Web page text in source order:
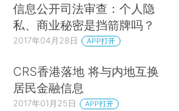
信息公开司法审查：个人隐
私、商业秘密是挡箭牌吗？
2017年04月28日 APP打开
CRS香港落地 将与内地互换
居民金融信息
2017年01月25日 APP打开